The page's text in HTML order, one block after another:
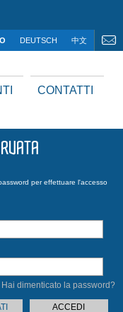
中文
DEUTSCH
CONTATTI
per effettuare l'accesso
Hai dimenticato la password?